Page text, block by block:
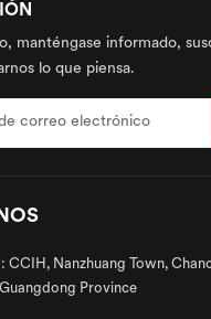
manténgase informado,
lo que piensa.
CCIH, Nanzhuang Town,
Province